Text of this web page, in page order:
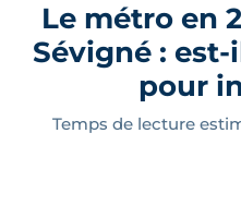
Le métro en
Sévigné :
pour
Temps de lecture